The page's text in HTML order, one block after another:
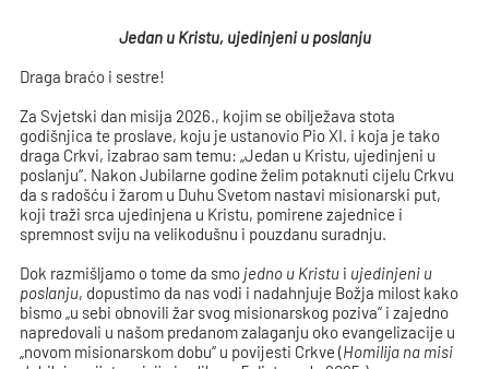
Jedan u Kristu, ujedinjeni u poslanju
Draga braćo i sestre!
Za Svjetski dan misija 2026., kojim se obilježava stota
godišnjica te proslave, koju je ustanovio Pio XI. i koja je tako
draga Crkvi, izabrao sam temu: „Jedan u Kristu, ujedinjeni u
poslanju“. Nakon Jubilarne godine želim potaknuti cijelu Crkvu
da s radošću i žarom u Duhu Svetom nastavi misionarski put,
koji traži srca ujedinjena u Kristu, pomirene zajednice i
spremnost sviju na velikodušnu i pouzdanu suradnju.
Dok razmišljamo o tome da smo jedno u Kristu i ujedinjeni u
poslanju, dopustimo da nas vodi i nadahnjuje Božja milost kako
bismo „u sebi obnovili žar svog misionarskog poziva“ i zajedno
napredovali u našom predanom zalaganju oko evangelizacije u
„novom misionarskom dobu“ u povijesti Crkve (Homilija na misi